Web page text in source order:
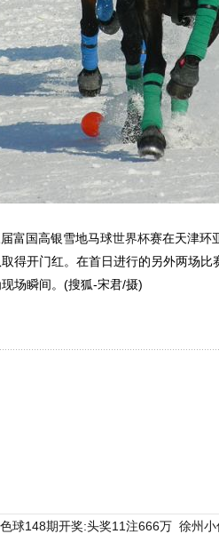
富国高银雪地马球世界杯赛在天津环
取得开门红。在首日进行的另外两场比
场瞬间。(搜狐-宋君/摄)
球148期开奖:头奖11注666万 徐州